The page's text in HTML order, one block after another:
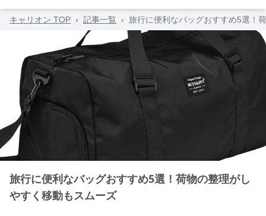
キャリオン TOP › 記事一覧 › 旅行に便利なバッグおすすめ5選！
旅行に便利なバッグおすすめ5選！荷物の整理がし
やすく移動もスムーズ